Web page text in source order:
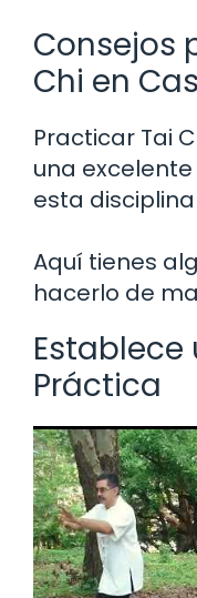
Consejos
Chi en
Practicar Tai
una
esta
Aquí tienes
hacerlo de
Establece
Práctica